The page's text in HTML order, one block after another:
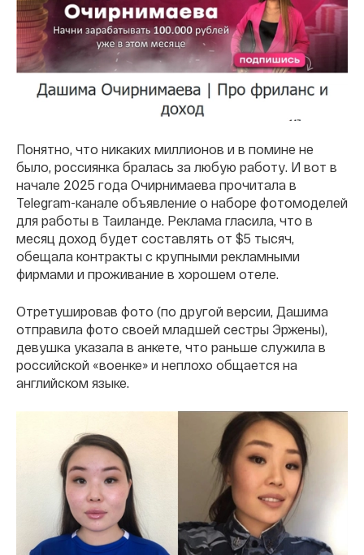
Понятно, что никаких миллионов и в помине не
было, россиянка бралась за любую работу. И вот в
начале 2025 года Очирнимаева прочитала в
Telegram-канале объявление о наборе фотомоделей
для работы в Таиланде. Реклама гласила, что в
месяц доход будет составлять от $5 тысяч,
обещала контракты с крупными рекламными
фирмами и проживание в хорошем отеле.
Отретушировав фото (по другой версии, Дашима
отправила фото своей младшей сестры Эржены),
девушка указала в анкете, что раньше служила в
российской «военке» и неплохо общается на
английском языке.